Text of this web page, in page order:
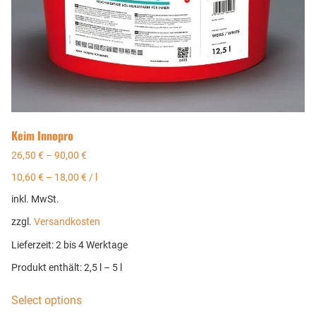
Keim Innopro
26,50 € – 90,00 €
10,60 € – 18,00 € /
inkl. MwSt.
zzgl. Versandkosten
Lieferzeit:2 bis 4 Werktage
Produkt enthält: 2,5 – 5
Select options